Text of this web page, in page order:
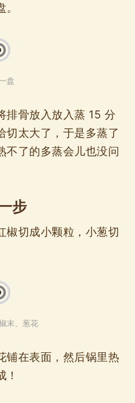
盘
排骨放入放入蒸 15 分
切太大了，于是多蒸了
不了的多蒸会儿也没问
步
椒切成小颗粒，小葱切
末、葱花
铺在表面，然后锅里热